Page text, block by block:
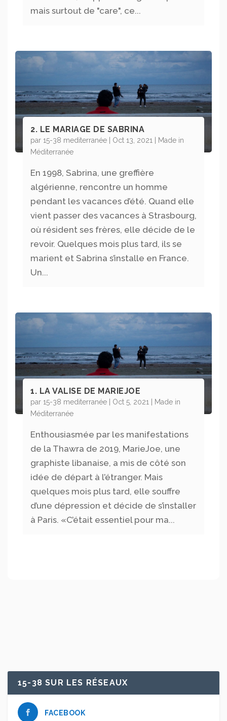
mais surtout de "care", ce...
2. LE MARIAGE DE SABRINA
par 15-38 mediterranée Oct 13, 2021
Made in
Méditerranée
En 1998, Sabrina, une greffière
algérienne, rencontre un homme
pendant les vacances d’été. Quand elle
vient passer des vacances à Strasbourg,
où résident ses frères, elle décide de le
revoir. Quelques mois plus tard, ils se
marient et Sabrina s’installe en France.
Un...
1. LA VALISE DE MARIEJOE
par 15-38 mediterranée Oct 5, 2021
Made in
Méditerranée
Enthousiasmée par les manifestations
de la Thawra de 2019, MarieJoe, une
graphiste libanaise, a mis de côté son
idée de départ à l’étranger. Mais
quelques mois plus tard, elle souffre
d’une dépression et décide de s’installer
à Paris. «C’était essentiel pour ma...
15-38 SUR LES RÉSEAUX
FACEBOOK